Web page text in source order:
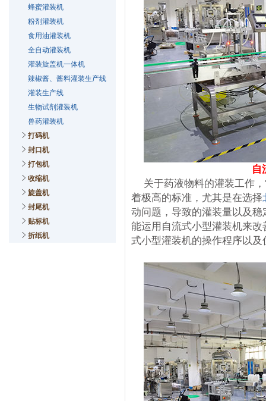
蜂蜜灌装机
粉剂灌装机
食用油灌装机
全自动灌装机
灌装旋盖机一体机
辣椒酱、酱料灌装生产线
灌装生产线
生物试剂灌装机
兽药灌装机
打码机
封口机
打包机
收缩机
旋盖机
封尾机
贴标机
折纸机
自
关于药液物料的灌装工作，
着极高的标准，尤其是在选择
动问题，导致的灌装量以及
能运用自流式小型灌装机来
式小型灌装机的操作程序以及